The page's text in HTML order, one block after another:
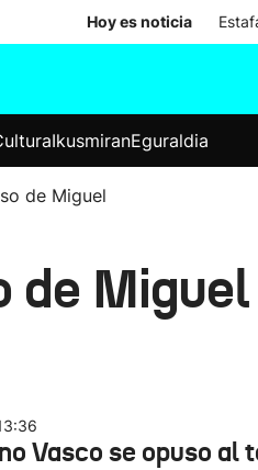
Hoy es noticia
Elecciones
IkusmiranEguraldia
de Miguel
de Miguel
Vasco se opuso al